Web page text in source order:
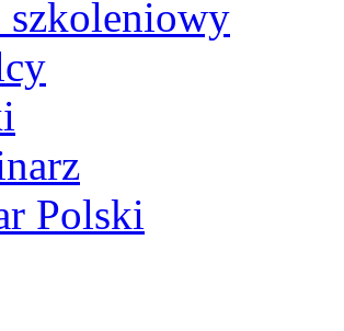
szkoleniowy
Polski